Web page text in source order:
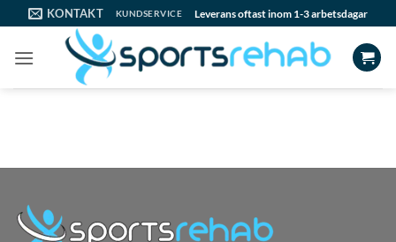
to
content
KONTAKT KUNDSERVICE Leverans oftast inom 1-3 arbetsdagar